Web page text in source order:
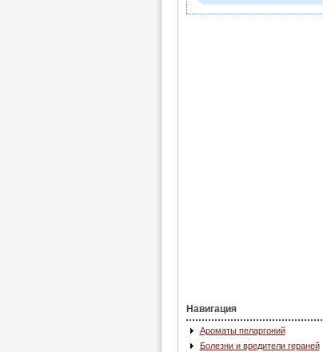
Навигация
Ароматы пеларгоний
Болезни и вредители гераней